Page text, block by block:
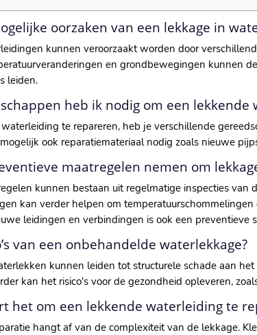
oorzaken van een lekkage in
kunnen veroorzaakt worden door
en grondbewegingen kunnen
leiden.
heb ik nodig om een
te repareren, heb je verschillende
ook reparatiemateriaal nodig zoals nieuwe
maatregelen nemen om
kunnen bestaan uit regelmatige inspecties
kan verder helpen om
leidingen en verbindingen is ook een preventieve
van een onbehandelde waterlekkage?
kunnen leiden tot structurele schade aan
kan het risico's voor de gezondheid opleveren,
het om een lekkende waterleiding te
hangt af van de complexiteit van de lekkage.